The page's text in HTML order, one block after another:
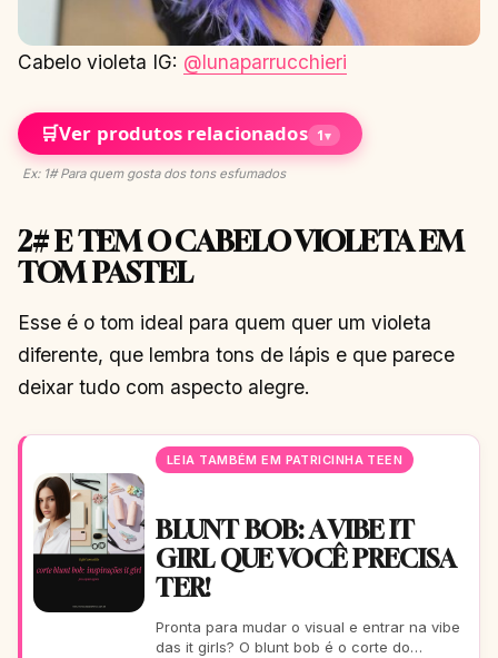
Cabelo violeta IG: @lunaparrucchieri
🛒Ver produtos relacionados 1▾
Ex: 1# Para quem gosta dos tons esfumados
2# E TEM O CABELO VIOLETA EM
TOM PASTEL
Esse é o tom ideal para quem quer um violeta
diferente, que lembra tons de lápis e que parece
deixar tudo com aspecto alegre.
LEIA TAMBÉM EM PATRICINHA TEEN
BLUNT BOB: A VIBE IT
GIRL QUE VOCÊ PRECISA
TER!
Pronta para mudar o visual e entrar na vibe
das it girls? O blunt bob é o corte do